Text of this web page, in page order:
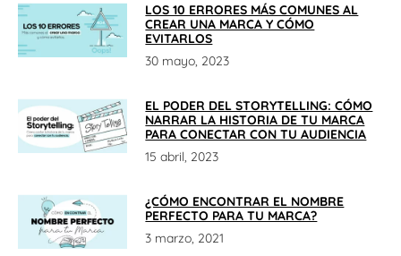
LOS 10 ERRORES MÁS COMUNES AL
CREAR UNA MARCA Y CÓMO
EVITARLOS
30 mayo, 2023
EL PODER DEL STORYTELLING: CÓMO
NARRAR LA HISTORIA DE TU MARCA
PARA CONECTAR CON TU AUDIENCIA
15 abril, 2023
¿CÓMO ENCONTRAR EL NOMBRE
PERFECTO PARA TU MARCA?
3 marzo, 2021